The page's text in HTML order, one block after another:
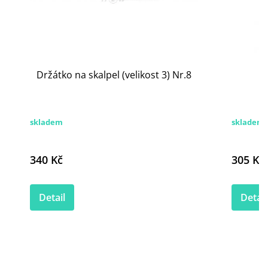
Držátko na skalpel (velikost 3) Nr.8
skladem
340 Kč
Detail
skladem
305 Kč
Detail